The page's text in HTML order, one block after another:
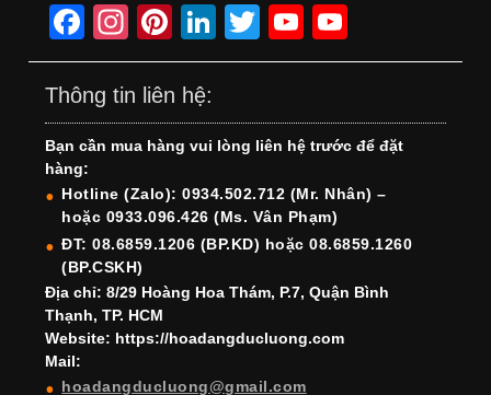
F
a
c
e
b
o
o
k
In
st
a
gr
a
m
Pi
nt
er
e
st
Li
n
e
dI
n
T
wi
er
Y
o
T
u
b
e
o
T
u
b
e
h
Thông tin liên hệ:
Bạn cần mua hàng vui lòng liên hệ trước để đặt
hàng:
Hotline (Zalo): 0934.502.712 (Mr. Nhân) –
hoặc 0933.096.426 (Ms. Vân Phạm)
ĐT: 08.6859.1206 (BP.KD) hoặc 08.6859.1260
(BP.CSKH)
Địa chỉ: 8/29 Hoàng Hoa Thám, P.7, Quận Bình
Thạnh, TP. HCM
Website: https://hoadangducluong.com
Mail:
hoadangducluong@gmail.com